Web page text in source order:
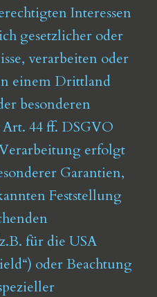
Interessen
gesetzlicher oder
verarbeiten oder
einem Drittland
besonderen
44 ff. DSGVO
erfolgt
Garantien,
Feststellung
für die USA
oder Beachtung